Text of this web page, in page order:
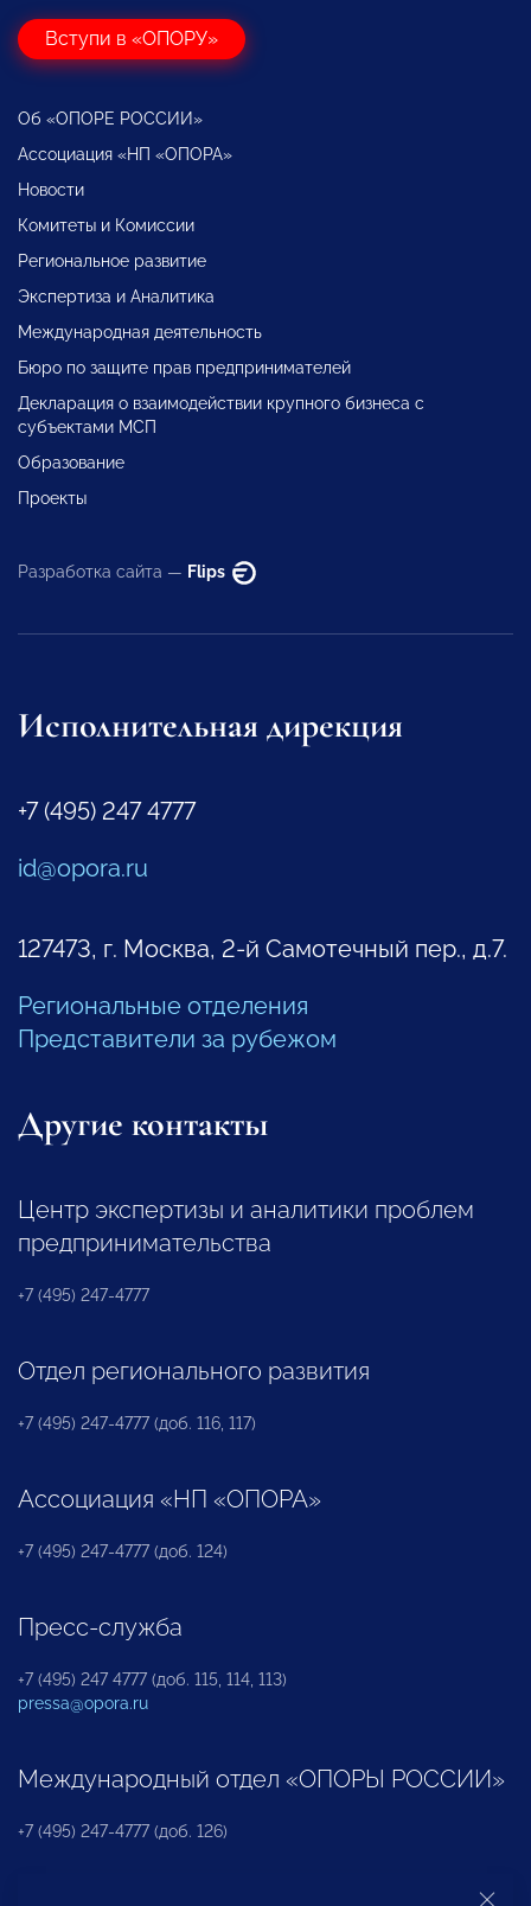
Вступи в «ОПОРУ»
Об «ОПОРЕ РОССИИ»
Ассоциация «НП «ОПОРА»
Новости
Комитеты и Комиссии
Региональное развитие
Экспертиза и Аналитика
Международная деятельность
Бюро по защите прав предпринимателей
Декларация о взаимодействии крупного бизнеса с
субъектами МСП
Образование
Проекты
Разработка сайта — Flips
Исполнительная дирекция
+7 (495) 247 4777
id@opora.ru
127473, г. Москва, 2-й Самотечный пер., д.7.
Региональные отделения
Представители за рубежом
Другие контакты
Центр экспертизы и аналитики проблем
предпринимательства
+7 (495) 247-4777
Отдел регионального развития
+7 (495) 247-4777 (доб. 116, 117)
Ассоциация «НП «ОПОРА»
+7 (495) 247-4777 (доб. 124)
Пресс-служба
+7 (495) 247 4777 (доб. 115, 114, 113)
pressa@opora.ru
Международный отдел «ОПОРЫ РОССИИ»
+7 (495) 247-4777 (доб. 126)